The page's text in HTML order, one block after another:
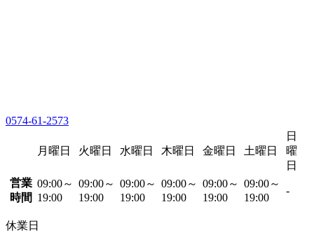
0574-61-2573
月曜日 火曜日 水曜日 木曜日 金曜日 土曜日
日
曜
日
営業
時間
09:00～
19:00
09:00～
19:00
09:00～
19:00
09:00～
19:00
09:00～
19:00
09:00～
19:00
-
休業日